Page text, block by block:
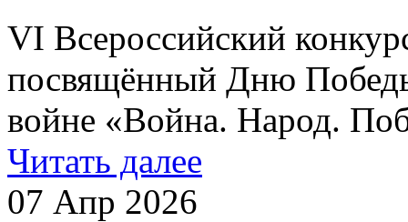
VI Всероссийский
посвящённый Дню
войне «Война. Народ.
Читать далее
07 Апр 2026